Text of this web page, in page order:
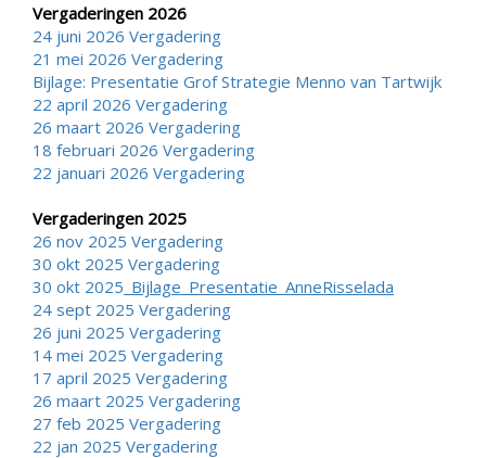
Vergaderingen 2026
24 juni 2026 Vergadering
21 mei 2026 Vergadering
Bijlage: Presentatie Grof Strategie Menno van Tartwijk
22 april 2026 Vergadering
26 maart 2026 Vergadering
18 februari 2026 Vergadering
22 januari 2026 Vergadering
Vergaderingen 2025
26 nov 2025 Vergadering
30 okt 2025 Vergadering
30 okt 2025 _Bijlage_Presentatie_AnneRisselada
24 sept 2025 Vergadering
26 juni 2025 Vergadering
14 mei 2025 Vergadering
17 april 2025 Vergadering
26 maart 2025 Vergadering
27 feb 2025 Vergadering
22 jan 2025 Vergadering